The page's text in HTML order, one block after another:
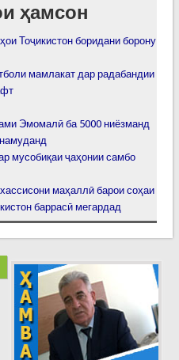
ҳамсон
Тоҷикистон боридани борону
мамлакат дар радабандии
Эмомалӣ ба 5000 ниёзманд
мусобиқаи ҷаҳонии самбо
маҳаллӣ барои соҳаи
баррасӣ мегардад